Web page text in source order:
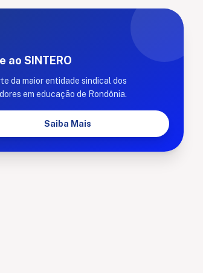
ao SINTERO
da maior entidade sindical dos
em educação de Rondônia.
Saiba Mais